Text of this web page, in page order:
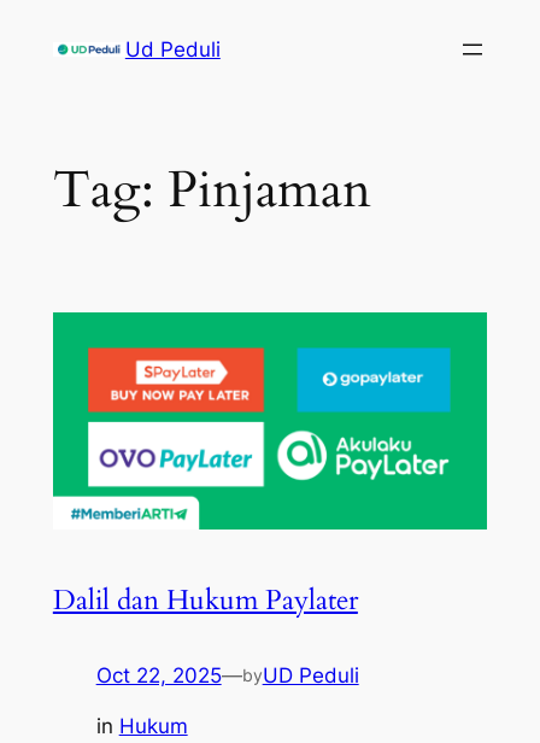
Ud Peduli
Tag: Pinjaman
Dalil dan Hukum Paylater
Oct 22, 2025—byUD Peduli
in Hukum